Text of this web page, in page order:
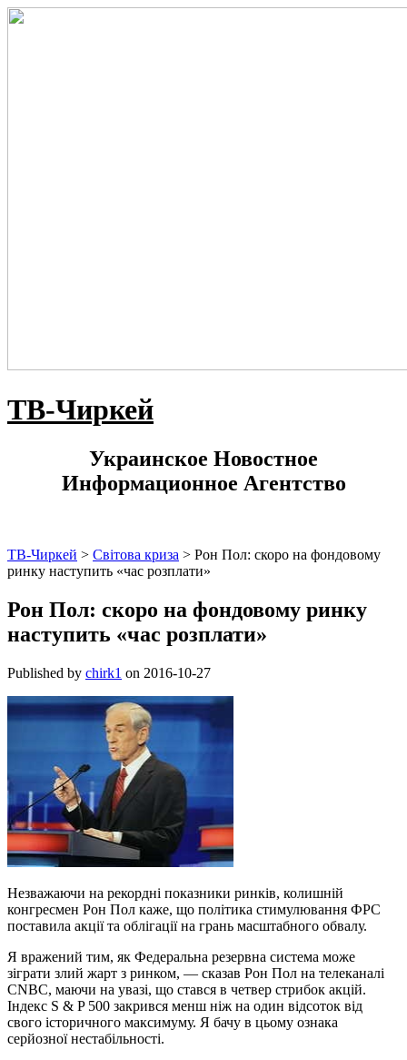
ТВ-Чиркей
Украинское Новостное
Информационное Агентство
ТВ-Чиркей > Світова криза > Рон Пол: скоро на фондовому
ринку наступить «час розплати»
Рон Пол: скоро на фондовому ринку
наступить «час розплати»
Published by chirk1 on 2016-10-27
Незважаючи на рекордні показники ринків, колишній
конгресмен Рон Пол каже, що політика стимулювання ФРС
поставила акції та облігації на грань масштабного обвалу.
Я вражений тим, як Федеральна резервна система може
зіграти злий жарт з ринком, — сказав Рон Пол на телеканалі
CNBC, маючи на увазі, що стався в четвер стрибок акцій.
Індекс S & P 500 закрився менш ніж на один відсоток від
свого історичного максимуму. Я бачу в цьому ознака
серйозної нестабільності.